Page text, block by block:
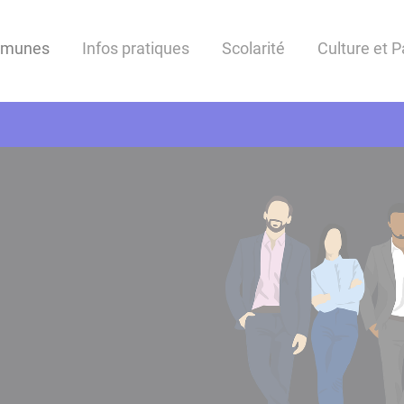
Infos pratiques Scolarité Culture et